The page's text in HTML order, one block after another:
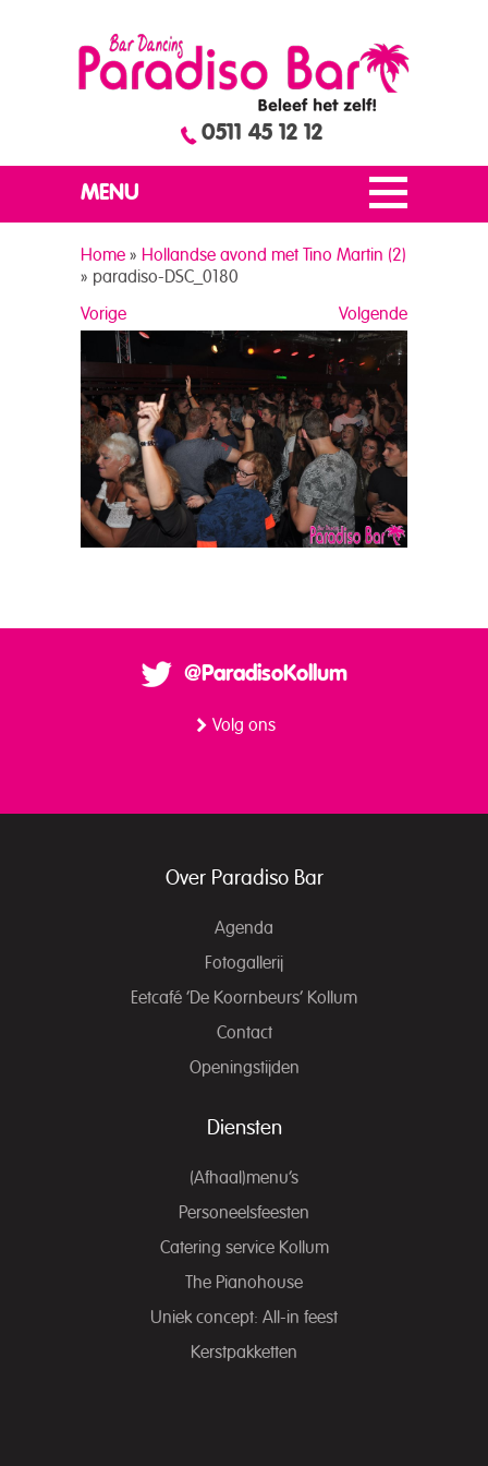
0511 45 12 12
MENU
Home » Hollandse avond met Tino Martin (2)
» paradiso-DSC_0180
Volgende
Vorige
@ParadisoKollum
Volg ons
Over Paradiso Bar
Agenda
Fotogallerij
Eetcafé ‘De Koornbeurs’ Kollum
Contact
Openingstijden
Diensten
(Afhaal)menu’s
Personeelsfeesten
Catering service Kollum
The Pianohouse
Uniek concept: All-in feest
Kerstpakketten